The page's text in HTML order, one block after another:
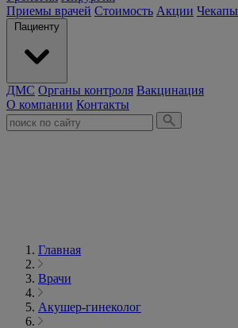
Приемы врачей Стоимость Акции Чекапы
Пациенту
ДМС Органы контроля Вакцинация
О компании Контакты
Главная
Врачи
Акушер-гинеколог